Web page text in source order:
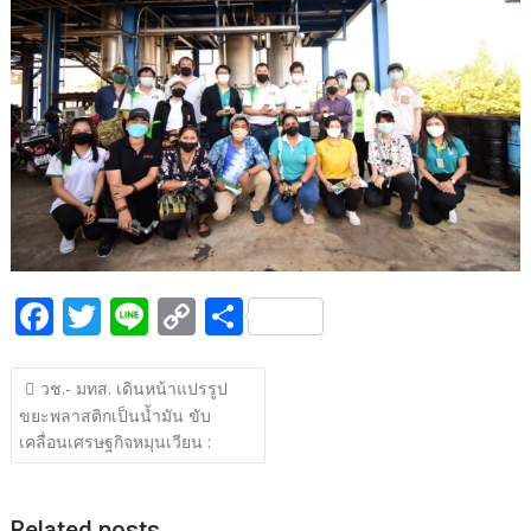
o
o
k
Li
n
k
F
ac
e
b
o
T
w
itt
er
Li
n
e
C
o
p
y
Li
S
h
แนะแนว
เรื่อง
วช.- มทส. เดินหน้าแปรรูป
ขยะพลาสติกเป็นน้ำมัน ขับ
เคลื่อนเศรษฐกิจหมุนเวียน :